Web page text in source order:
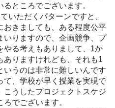
ところでございます。
いただくパターンですと、
おきましても、ある程度公平
いりますので、企画競争、プ
やる考えもありまして、1か
ありますけれども、それも1
いうのは非常に難しいんです
て、学校が早く授業を実現で
こうしたプロジェクトスケジ
でございます。